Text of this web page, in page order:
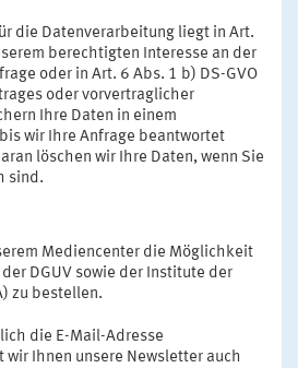
die Datenverarbeitung liegt in Art.
berechtigten Interesse an der
oder in Art. 6 Abs. 1 b) DS-GVO
oder vorvertraglicher
Ihre Daten in einem
wir Ihre Anfrage beantwortet
löschen wir Ihre Daten, wenn Sie
sind.
Mediencenter die Möglichkeit
DGUV sowie der Institute der
zu bestellen.
die E-Mail-Adresse
Ihnen unsere Newsletter auch